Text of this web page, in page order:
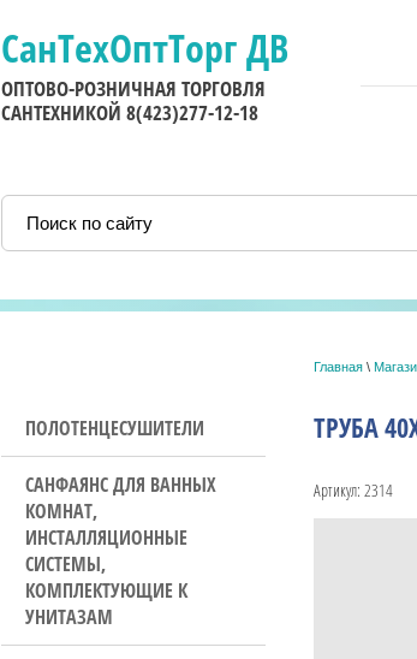
СанТехОптТорг ДВ
ОПТОВО-РОЗНИЧНАЯ ТОРГОВЛЯ
САНТЕХНИКОЙ 8(423)277-12-18
ПОЛОТЕНЦЕСУШИТЕЛИ
САНФАЯНС ДЛЯ ВАННЫХ
КОМНАТ,
ИНСТАЛЛЯЦИОННЫЕ
СИСТЕМЫ,
КОМПЛЕКТУЮЩИЕ К
УНИТАЗАМ
Главная \
ТРУБА
Артикул: 2314